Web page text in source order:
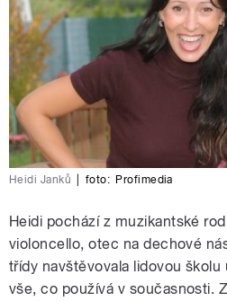
Heidi Janků foto: Profimedia
Heidi pochází z muzikantské
violoncello, otec na dechové
třídy navštěvovala lidovou školu
vše, co používá v současnosti.